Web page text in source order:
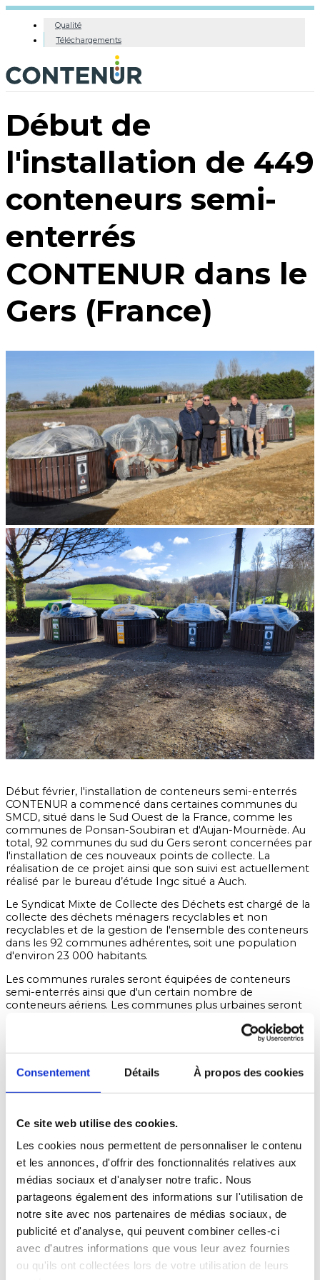
Consentement Détails À propos des cookies
Ce site web utilise des cookies.
Les cookies nous permettent de personnaliser le contenu
et les annonces, d'offrir des fonctionnalités relatives aux
médias sociaux et d'analyser notre trafic. Nous
partageons également des informations sur l'utilisation de
notre site avec nos partenaires de médias sociaux, de
publicité et d'analyse, qui peuvent combiner celles-ci
avec d'autres informations que vous leur avez fournies
ou qu'ils ont collectées lors de votre utilisation de leurs
Qualité
Téléchargements
Début de
l'installation de 449
conteneurs semi-
enterrés
CONTENUR dans le
Gers (France)
Début février, l'installation de conteneurs semi-enterrés
CONTENUR a commencé dans certaines communes du
SMCD, situé dans le Sud Ouest de la France, comme les
communes de Ponsan-Soubiran et d'Aujan-Mournède. Au
total, 92 communes du sud du Gers seront concernées par
l'installation de ces nouveaux points de collecte. La
réalisation de ce projet ainsi que son suivi est actuellement
réalisé par le bureau d’étude Ingc situé a Auch.
Le Syndicat Mixte de Collecte des Déchets est chargé de la
collecte des déchets ménagers recyclables et non
recyclables et de la gestion de l'ensemble des conteneurs
dans les 92 communes adhérentes, soit une population
d'environ 23 000 habitants.
Les communes rurales seront équipées de conteneurs
semi-enterrés ainsi que d'un certain nombre de
conteneurs aériens. Les communes plus urbaines seront
L'installation de ces nouveaux systèmes présente plusieurs
avantages : d'une part, ces conteneurs sont plus
hygiéniques et dégagent moins d'odeurs, ce qui ralentit le
processus de décomposition des déchets, surtout en été,
de personnalisation grâce à des accessoires. Autre
avantage, les zones de collecte sont 100 % accessibles car
elles sont adaptées aux personnes à mobilité réduite
(PMR).
Les consignes de tri des déchets restent inchangées, jaune
pour le recyclage des emballages, noir pour les autres
déchets et vert pour la collecte du verre.
La mise en service des conteneurs enterrés, semi-enterrés
et aériens est prévue pour l'automne 2024.
CONTENUR est fier d’accompagner le SMCD dans son